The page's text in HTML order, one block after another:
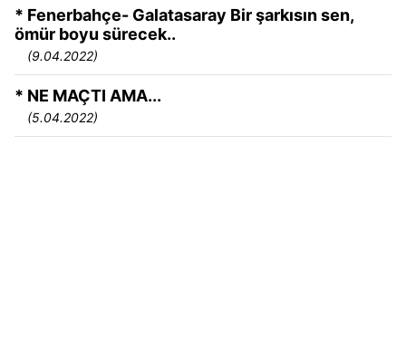
* Fenerbahçe- Galatasaray Bir şarkısın sen,
ömür boyu sürecek..
(9.04.2022)
* NE MAÇTI AMA...
(5.04.2022)